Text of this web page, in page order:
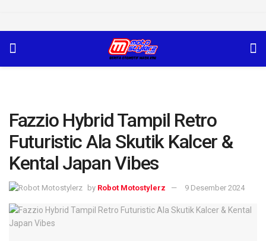
Fazzio Hybrid Tampil Retro
Futuristic Ala Skutik Kalcer &
Kental Japan Vibes
by Robot Motostylerz 9 Desember 2024